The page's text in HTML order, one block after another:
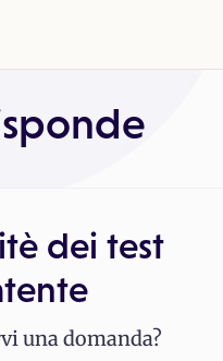
dei test
una domanda?